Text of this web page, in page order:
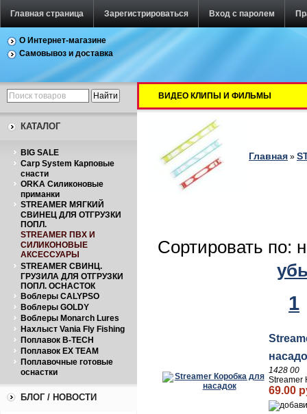
Главная страница Зарегистрироваться Вход с паролем
О Интернет-магазине
Самовывоз и доставка
КАТАЛОГ
BIG SALE
Carp System Карповые
снасти
ORKA Силиконовые
приманки
STREAMER МЯГКИЙ
СВИНЕЦ ДЛЯ ОТГРУЗКИ
ПОПЛ.
STREAMER ПВХ И
СИЛИКОНОВЫЕ
АКСЕССУАРЫ
STREAMER СВИНЦ.
ГРУЗИЛА ДЛЯ ОТГРУЗКИ
ПОПЛ. ОСНАСТОК
Воблеры CALYPSO
Воблеры GOLDY
Воблеры Monarch Lures
Нахлыст Vania Fly Fishing
Поплавок B-TECH
Поплавок EX TEAM
Поплавочные готовые
оснастки
БЛОГ / НОВОСТИ
ВИДЕО КЛИПЫ И ФИЛЬМЫ
Главная »
Сортировать по:
1
1428 00
Streamer
69.00